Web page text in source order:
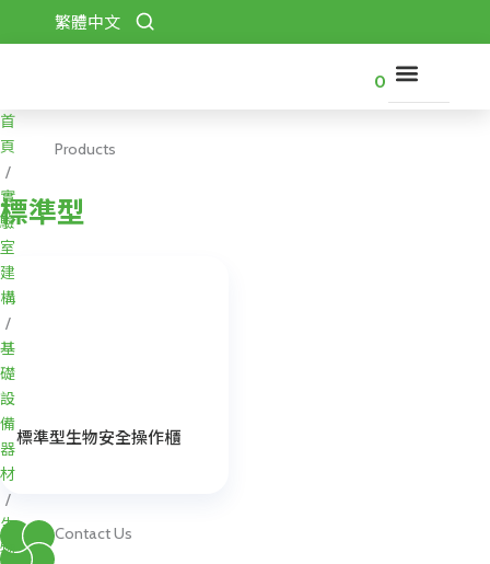
內
容
繁體中文
0
首
頁
/
實
驗
室
建
構
/
基
礎
設
備
器
材
/
生
物
Products
標準型
標準型生物安全操作櫃
Contact Us